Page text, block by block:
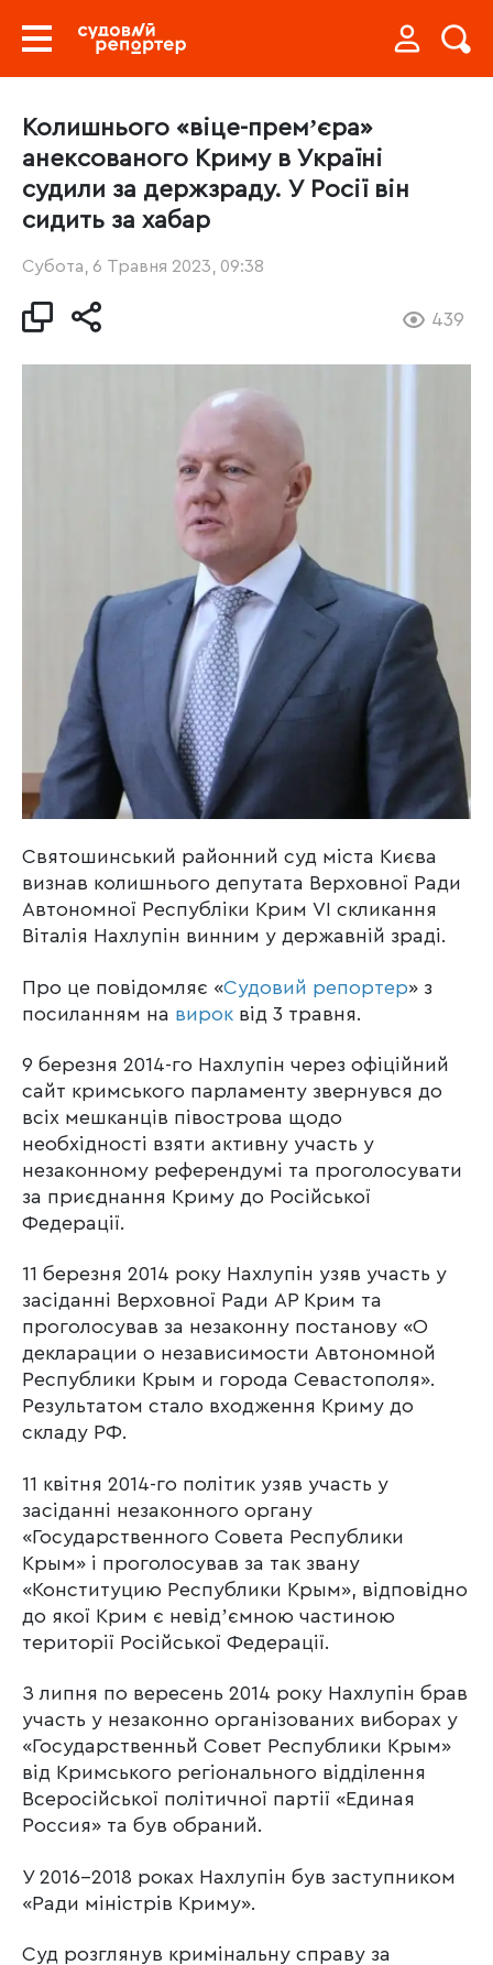
Колишнього «віце-премʼєра»
анексованого Криму в Україні
судили за держзраду. У Росії він
сидить за хабар
Субота, 6 Травня 2023, 09:38
439
Святошинський районний суд міста Києва
визнав колишнього депутата Верховної Ради
Автономної Республіки Крим VI скликання
Віталія Нахлупін винним у державній зраді.
Про це повідомляє «Судовий репортер» з
посиланням на вирок від 3 травня.
9 березня 2014-го Нахлупін через офіційний
сайт кримського парламенту звернувся до
всіх мешканців півострова щодо
необхідності взяти активну участь у
незаконному референдумі та проголосувати
за приєднання Криму до Російської
Федерації.
11 березня 2014 року Нахлупін узяв участь у
засіданні Верховної Ради АР Крим та
проголосував за незаконну постанову «О
декларации о независимости Автономной
Республики Крым и города Севастополя».
Результатом стало входження Криму до
складу РФ.
11 квітня 2014-го політик узяв участь у
засіданні незаконного органу
«Государственного Совета Республики
Крым» і проголосував за так звану
«Конституцию Республики Крым», відповідно
до якої Крим є невідʼємною частиною
території Російської Федерації.
З липня по вересень 2014 року Нахлупін брав
участь у незаконно організованих виборах у
«Государственньй Совет Республики Крым»
від Кримського регіонального відділення
Всеросійської політичної партії «Единая
Россия» та був обраний.
У 2016-2018 роках Нахлупін був заступником
«Ради міністрів Криму».
Суд розглянув кримінальну справу за